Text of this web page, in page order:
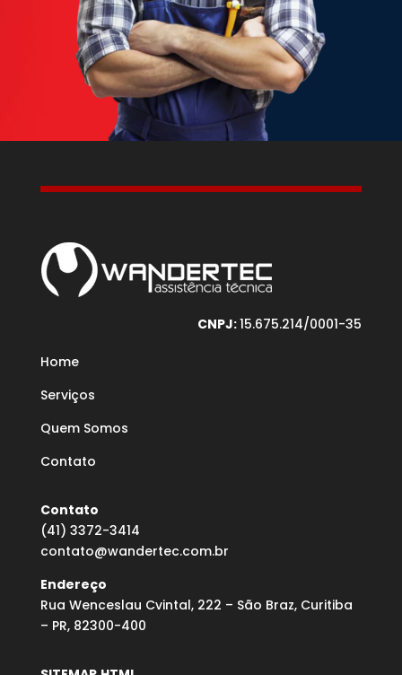
CNPJ:15.675.214/0001-35
Home
Serviços
Quem Somos
Contato
Contato
(41) 3372-3414
contato@wandertec.com.br
Endereço
Rua Wenceslau Cvintal, 222 – São Braz, Curitiba
– PR, 82300-400